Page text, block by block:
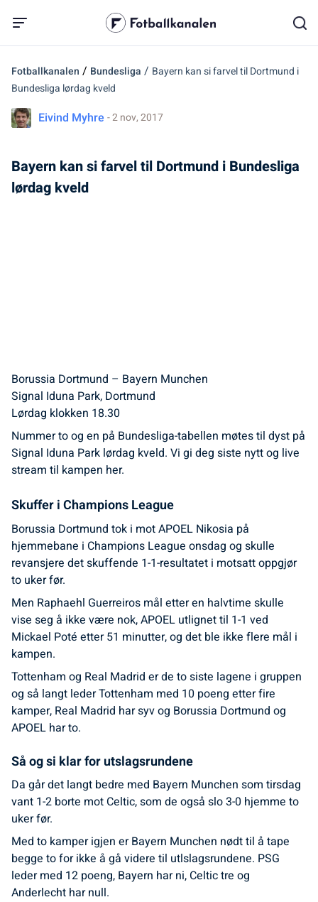
Fotballkanalen / Bundesliga / Bayern kan si farvel til Dortmund i
Bundesliga lørdag kveld
Eivind Myhre - 2 nov, 2017
Bayern kan si farvel til Dortmund i Bundesliga
lørdag kveld
Borussia Dortmund – Bayern Munchen
Signal Iduna Park, Dortmund
Lørdag klokken 18.30
Nummer to og en på Bundesliga-tabellen møtes til dyst på
Signal Iduna Park lørdag kveld. Vi gi deg siste nytt og live
stream til kampen her.
Skuffer i Champions League
Borussia Dortmund tok i mot APOEL Nikosia på
hjemmebane i Champions League onsdag og skulle
revansjere det skuffende 1-1-resultatet i motsatt oppgjør
to uker før.
Men Raphaehl Guerreiros mål etter en halvtime skulle
vise seg å ikke være nok, APOEL utlignet til 1-1 ved
Mickael Poté etter 51 minutter, og det ble ikke flere mål i
kampen.
Tottenham og Real Madrid er de to siste lagene i gruppen
og så langt leder Tottenham med 10 poeng etter fire
kamper, Real Madrid har syv og Borussia Dortmund og
APOEL har to.
Så og si klar for utslagsrundene
Da går det langt bedre med Bayern Munchen som tirsdag
vant 1-2 borte mot Celtic, som de også slo 3-0 hjemme to
uker før.
Med to kamper igjen er Bayern Munchen nødt til å tape
begge to for ikke å gå videre til utlslagsrundene. PSG
leder med 12 poeng, Bayern har ni, Celtic tre og
Anderlecht har null.